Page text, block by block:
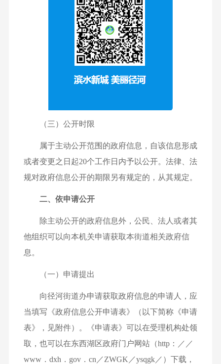
（三）公开时限
属于主动公开范围的政府信息，自该信息形成
或者变更之日起20个工作日内予以公开。法律、法
规对政府信息公开的期限另有规定的，从其规定。
二、依申请公开
除主动公开的政府信息外，公民、法人或者其
他组织可以向本机关申请获取本街道相关政府信
息。
（一）申请提出
向径河街道办申请获取政府信息的申请人，应
当填写《政府信息公开申请表》（以下简称《申请
表》，见附件）。《申请表》可以在受理机构处领
取，也可以在东西湖区政府门户网站（http：／／
www．dxh．gov．cn／ZWGK／ysqgk／）下载，